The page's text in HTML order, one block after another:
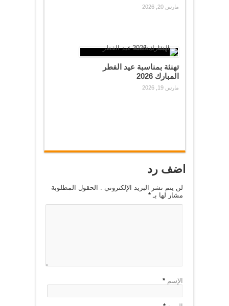
مارس 20, 2026
تهنئة بمناسبة عيد الفطر
المبارك 2026
مارس 19, 2026
اضف رد
لن يتم نشر البريد الإلكتروني . الحقول المطلوبة
مشار لها بـ*
الإسم *